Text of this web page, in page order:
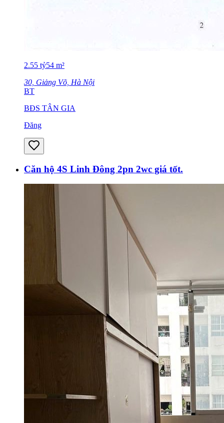
2.55 tỷ54 m²
30, Giảng Võ, Hà Nội
BT
BĐS TÂN GIA
Đăng
Căn hộ 4S Linh Đông 2pn 2wc giá tốt.